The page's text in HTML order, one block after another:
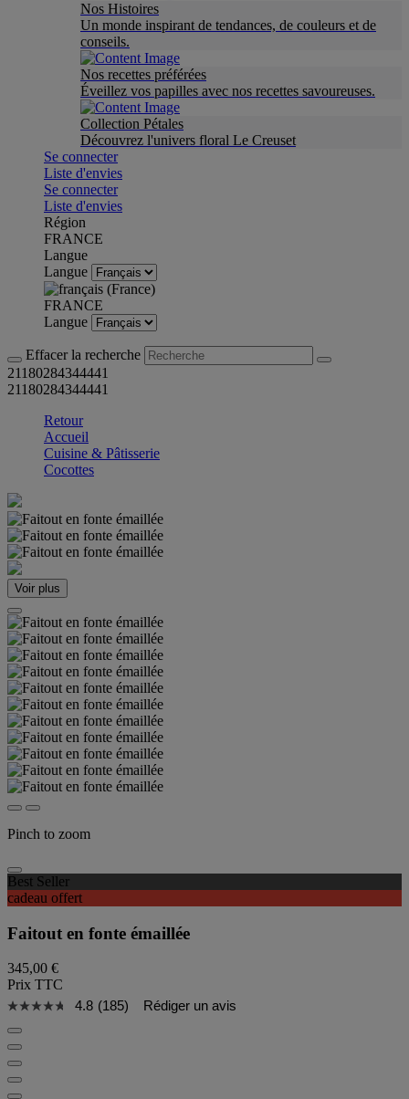
Nos Histoires
Un monde inspirant de tendances, de couleurs et de
conseils.
Nos recettes préférées
Éveillez vos papilles avec nos recettes savoureuses.
Collection Pétales
Découvrez l'univers floral Le Creuset
Se connecter
Liste d'envies
Se connecter
Liste d'envies
Région
FRANCE
Langue
Langue
FRANCE
Langue
Effacer la recherche
21180284344441
21180284344441
Retour
Accueil
Cuisine & Pâtisserie
Cocottes
Voir plus
Pinch to zoom
Best Seller
cadeau offert
Faitout en fonte émaillée
345,00 €
Prix TTC
4.8 (185) Rédiger un avis